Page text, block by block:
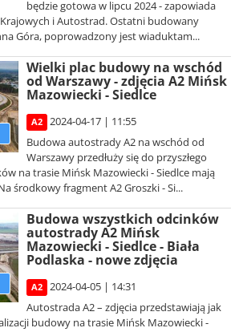
będzie gotowa w lipcu 2024 - zapowiada
i Autostrad. Ostatni budowany
Góra, poprowadzony jest wiaduktam...
Wielki plac budowy na wschód
od Warszawy - zdjęcia A2 Mińsk
Mazowiecki - Siedlce
A2
2024-04-17 | 11:55
Budowa autostrady A2 na wschód od
Warszawy przedłuży się do przyszłego
na trasie Mińsk Mazowiecki - Siedlce mają
środkowy fragment A2 Groszki - Si...
Budowa wszystkich odcinków
autostrady A2 Mińsk
Mazowiecki - Siedlce - Biała
Podlaska - nowe zdjęcia
A2
2024-04-05 | 14:31
Autostrada A2 – zdjęcia przedstawiają jak
budowy na trasie Mińsk Mazowiecki -